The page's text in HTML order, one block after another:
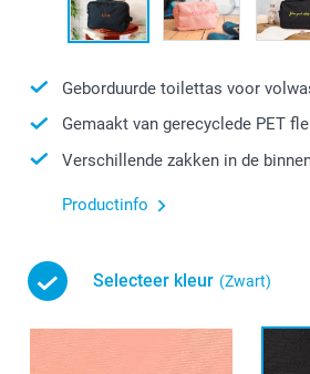
Geborduurde toilettas voor
Gemaakt van gerecyclede PET
Verschillende zakken in de
Productinfo
Selecteer kleur (Zwart)